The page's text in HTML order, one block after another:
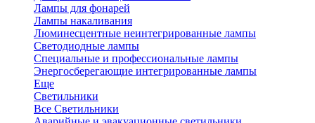
Лампы для фонарей
Лампы накаливания
Люминесцентные неинтегрированные лампы
Светодиодные лампы
Специальные и профессиональные лампы
Энергосберегающие интегрированные лампы
Еще
Светильники
Все Светильники